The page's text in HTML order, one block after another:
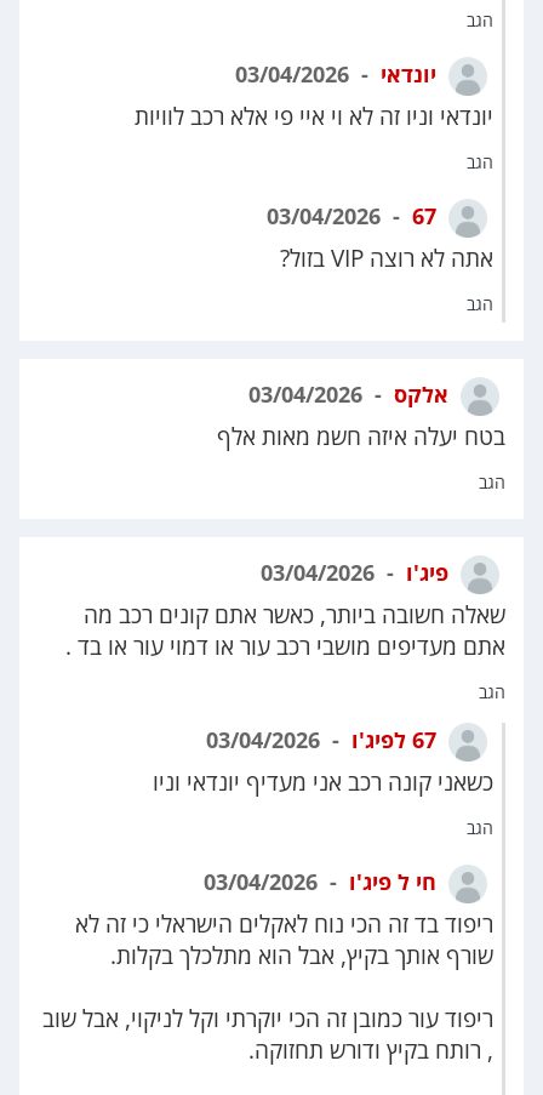
הגב
יונדאי
יונדאי וניו זה לא וי איי פי אלא רכב לוויות
הגב
67
אתה לא רוצה VIP בזול?
הגב
אלקס
בטח יעלה איזה חשמ מאות אלף
הגב
פיג'ו
שאלה חשובה ביותר, כאשר אתם קונים רכב מה
אתם מעדיפים מושבי רכב עור או דמוי עור או בד .
הגב
67 לפיג'ו
כשאני קונה רכב אני מעדיף יונדאי וניו
הגב
חי ל פיג'ו
ריפוד בד זה הכי נוח לאקלים הישראלי כי זה לא
שורף אותך בקיץ, אבל הוא מתלכלך בקלות.
ריפוד עור כמובן זה הכי יוקרתי וקל לניקוי, אבל שוב
, רותח בקיץ ודורש תחזוקה.